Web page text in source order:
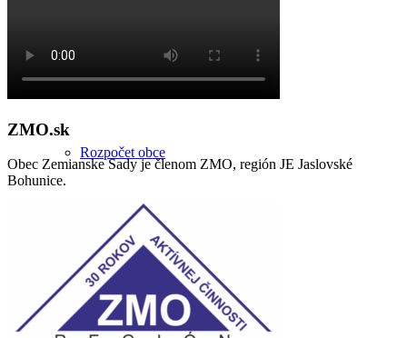
Rozpočet obce
Profil verejného obstarávateľa
ZMO.sk
Obec Zemianske Sady je členom ZMO, región JE Jaslovské
Bohunice.